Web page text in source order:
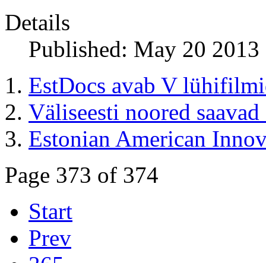
Details
Published: May 20 2013
EstDocs avab V
Väliseesti noored
Estonian American
Page 373 of 374
Start
Prev